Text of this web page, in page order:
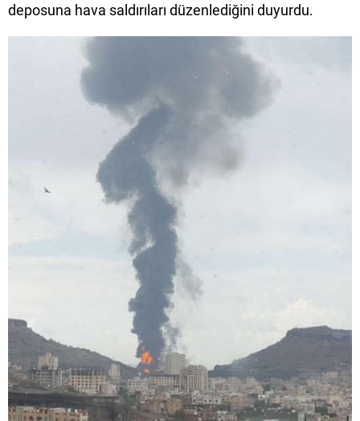
deposuna hava saldırıları düzenlediğini duyurdu.